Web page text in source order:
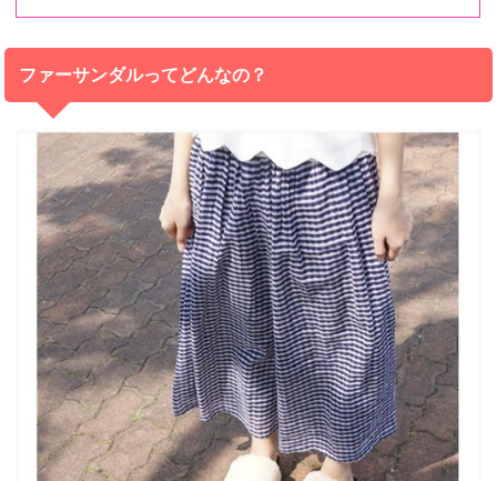
ファーサンダルってどんなの？